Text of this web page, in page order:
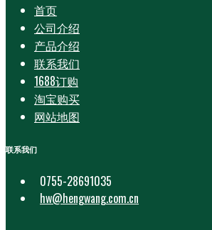
首页
公司介绍
产品介绍
联系我们
1688订购
淘宝购买
网站地图
联系我们
0755-28691035
hw@hengwang.com.cn